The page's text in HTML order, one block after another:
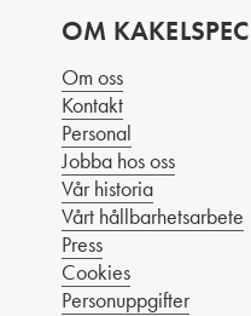
OM
Om oss
Kontakt
Personal
Jobba hos oss
Vår historia
Vårt hållbarhetsarbete
Press
Cookies
Personuppgifter